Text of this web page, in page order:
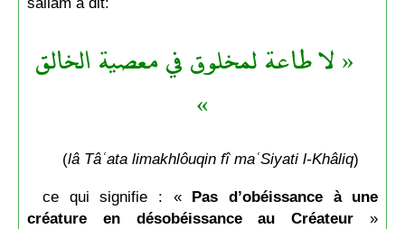
« لا طاعة لمخلوق في معصية الخالق
»
(lâ Tâʿata limakhlôuqin fî maʿSiyati l-Khâliq)
ce qui signifie : « Pas d’obéissance à une
créature en désobéissance au Créateur »